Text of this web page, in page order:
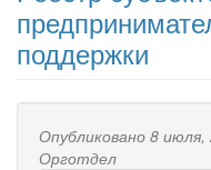
поддержки
Опубликовано 8
Орготдел